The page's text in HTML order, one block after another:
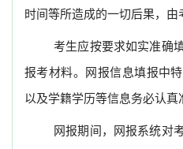
时间等所造成的一切后果，由
考生应按要求如实准确
报考材料。网报信息填报中
以及学籍学历等信息务必认真
网报期间，网报系统对